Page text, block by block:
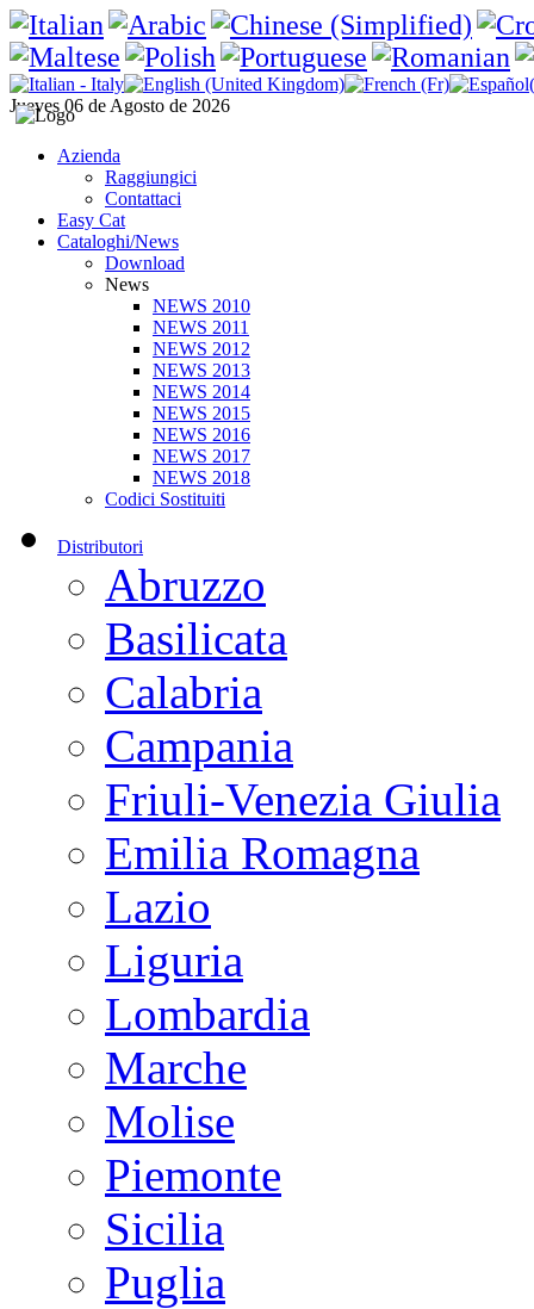
Jueves 06 de Agosto de 2026
Azienda
Raggiungici
Contattaci
Easy Cat
Cataloghi/News
Download
News
NEWS 2010
NEWS 2011
NEWS 2012
NEWS 2013
NEWS 2014
NEWS 2015
NEWS 2016
NEWS 2017
NEWS 2018
Codici Sostituiti
Distributori
Abruzzo
Basilicata
Calabria
Campania
Friuli-Venezia Giulia
Emilia Romagna
Lazio
Liguria
Lombardia
Marche
Molise
Piemonte
Sicilia
Puglia